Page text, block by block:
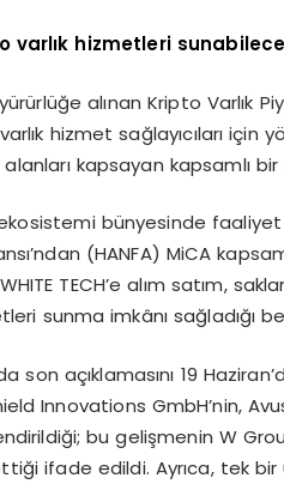
varlık hizmetleri
alınan Kripto Varlık
hizmet sağlayıcıları için
kapsayan kapsamlı
bünyesinde faaliyet
(HANFA) MiCA
TECH’e alım satım,
sunma imkânı sağladığı
açıklamasını 19
Innovations GmbH’nin,
bu gelişmenin W
ifade edildi. Ayrıca, tek